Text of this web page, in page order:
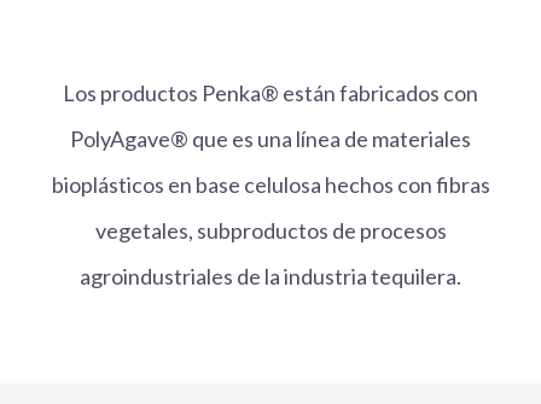
Los productos Penka® están fabricados con
PolyAgave® que es una línea de materiales
bioplásticos en base celulosa hechos con fibras
vegetales, subproductos de procesos
agroindustriales de la industria tequilera.